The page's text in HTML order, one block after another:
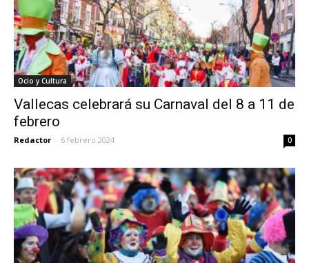
Ocio y Cultura
Vallecas celebrará su Carnaval del 8 a 11 de
febrero
Redactor - 6 febrero 2024 0